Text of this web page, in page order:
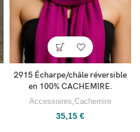
2915 Écharpe/châle réversible
en 100% CACHEMIRE.
Accessoires,Cachemire
35,15 €